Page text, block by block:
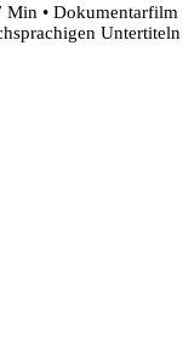
• Dokumentarfilm
Untertiteln